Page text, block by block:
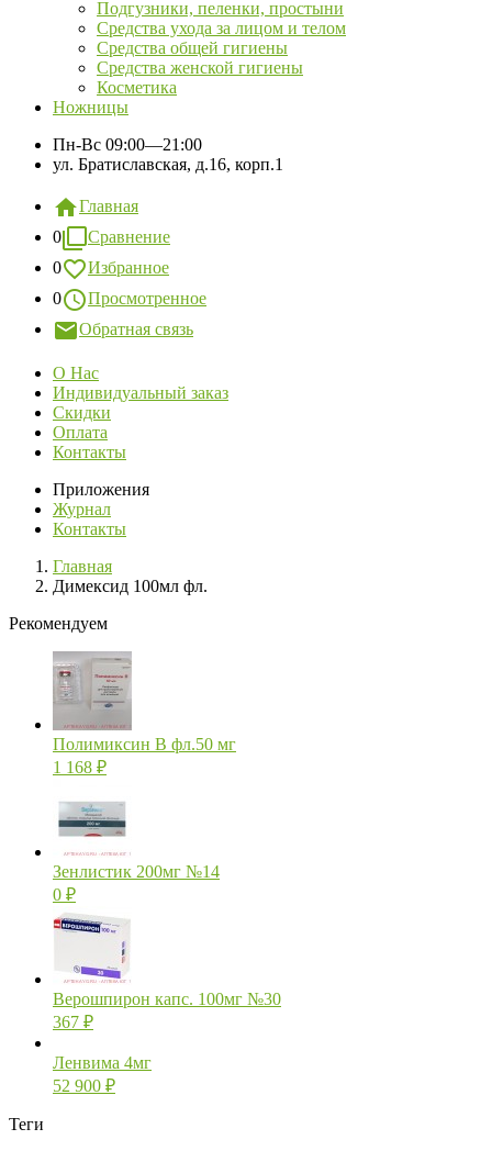
Подгузники, пеленки, простыни
Средства ухода за лицом и телом
Средства общей гигиены
Средства женской гигиены
Косметика
Ножницы
Пн-Вс 09:00—21:00
ул. Братиславская, д.16, корп.1
Главная
0
Сравнение
0
Избранное
0
Просмотренное
Обратная связь
О Нас
Индивидуальный заказ
Скидки
Оплата
Контакты
Приложения
Журнал
Контакты
Главная
Димексид 100мл фл.
Рекомендуем
Полимиксин В фл.50 мг
1 168 ₽
Зенлистик 200мг №14
0 ₽
Верошпирон капс. 100мг №30
367 ₽
Ленвима 4мг
52 900 ₽
Теги